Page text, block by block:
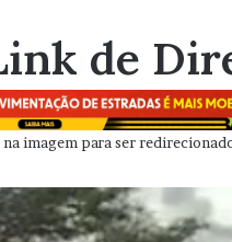
de
na imagem para ser